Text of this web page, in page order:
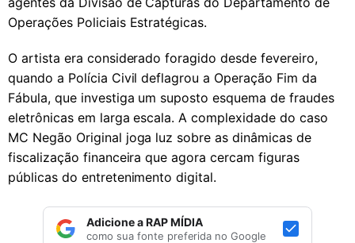
Operações Policiais Estratégicas.
O artista era considerado foragido desde fevereiro,
quando a Polícia Civil deflagrou a Operação Fim da
Fábula, que investiga um suposto esquema de fraudes
eletrônicas em larga escala. A complexidade do caso
MC Negão Original joga luz sobre as dinâmicas de
fiscalização financeira que agora cercam figuras
públicas do entretenimento digital.
Adicione a RAP MÍDIA
como sua fonte preferida no Google